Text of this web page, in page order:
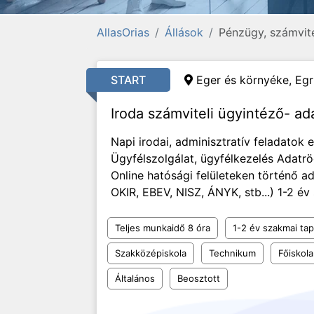
AllasOrias Állások Pénzügy,
START Eger és környéke,
Iroda számviteli ügyintéző-
Napi irodai, adminisztratív feladatok
Ügyfélszolgálat, ügyfélkezelés
Online hatósági felületeken történő
OKIR, EBEV, NISZ, ÁNYK, stb...) 1-2
Teljes munkaidő 8 óra 1-2 év szakmai
Szakközépiskola Technikum Főiskola
Általános Beosztott